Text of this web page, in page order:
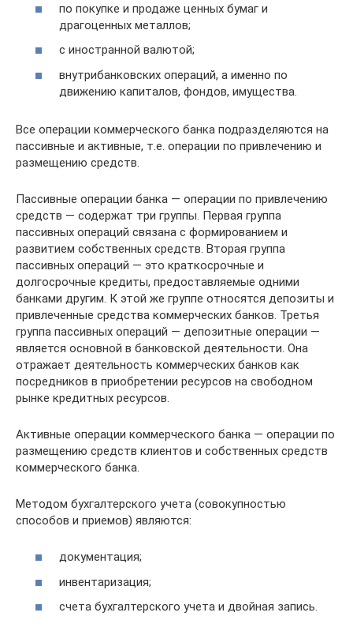
по покупке и продаже ценных бумаг и
драгоценных металлов;
с иностранной валютой;
внутрибанковских операций, а именно по
движению капиталов, фондов, имущества.
Все операции коммерческого банка подразделяются на
пассивные и активные, т.е. операции по привлечению и
размещению средств.
Пассивные операции банка — операции по привлечению
средств — содержат три группы. Первая группа
пассивных операций связана с формированием и
развитием собственных средств. Вторая группа
пассивных операций — это краткосрочные и
долгосрочные кредиты, предоставляемые одними
банками другим. К этой же группе относятся депозиты и
привлеченные средства коммерческих банков. Третья
группа пассивных операций — депозитные операции —
является основной в банковской деятельности. Она
отражает деятельность коммерческих банков как
посредников в приобретении ресурсов на свободном
рынке кредитных ресурсов.
Активные операции коммерческого банка — операции по
размещению средств клиентов и собственных средств
коммерческого банка.
Методом бухгалтерского учета (совокупностью
способов и приемов) являются:
документация;
инвентаризация;
счета бухгалтерского учета и двойная запись.